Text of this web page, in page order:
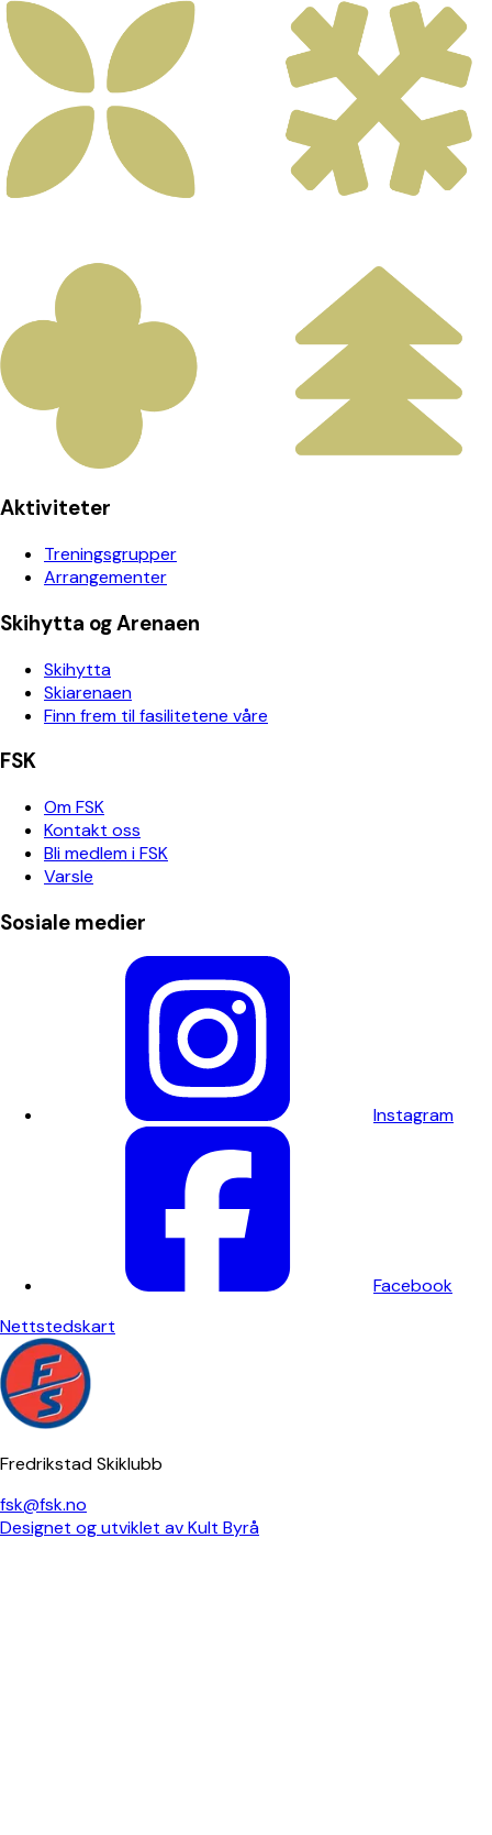
Aktiviteter
Treningsgrupper
Arrangementer
Skihytta og Arenaen
Skihytta
Skiarenaen
Finn frem til fasilitetene våre
FSK
Om FSK
Kontakt oss
Bli medlem i FSK
Varsle
Sosiale medier
Instagram
Facebook
Nettstedskart
Fredrikstad Skiklubb
fsk@fsk.no
Designet og utviklet av Kult Byrå